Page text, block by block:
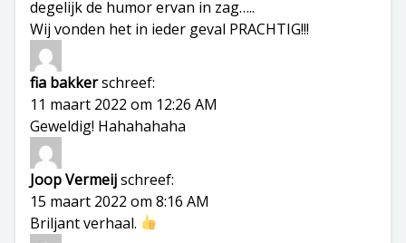
degelijk de humor ervan in zag…..
Wij vonden het in ieder geval PRACHTIG!!!
fia bakkerschreef:
11 maart 2022 om 12:26 AM
Geweldig! Hahahahaha
Joop Vermeijschreef:
15 maart 2022 om 8:16 AM
Briljant verhaal.